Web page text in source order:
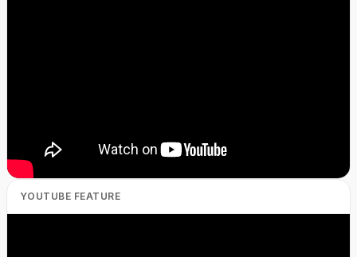
YOUTUBE FEATURE